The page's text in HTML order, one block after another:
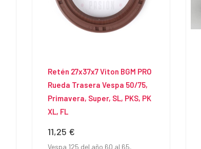
Retén 27x37x7 Viton BGM PRO
Rueda Trasera Vespa 50/75,
Primavera, Super, SL, PKS, PK
XL, FL
Precio
11,25 €
Vespa 125 del año 60 al 65,